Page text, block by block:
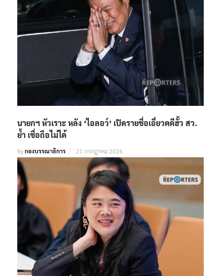
นายกฯ หัวเราะ หลัง ‘ไอลอว์’ เปิดรายชื่อเอี่ยวคดีฮั้ว สว.
ย้ำ เชื่อถือไม่ได้
Byกองบรรณาธิการ 21 กรกฎาคม 2026